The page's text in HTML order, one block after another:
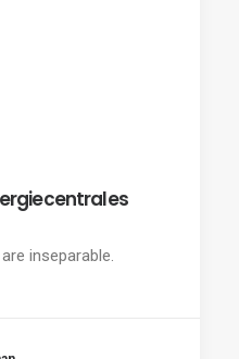
inseparable.